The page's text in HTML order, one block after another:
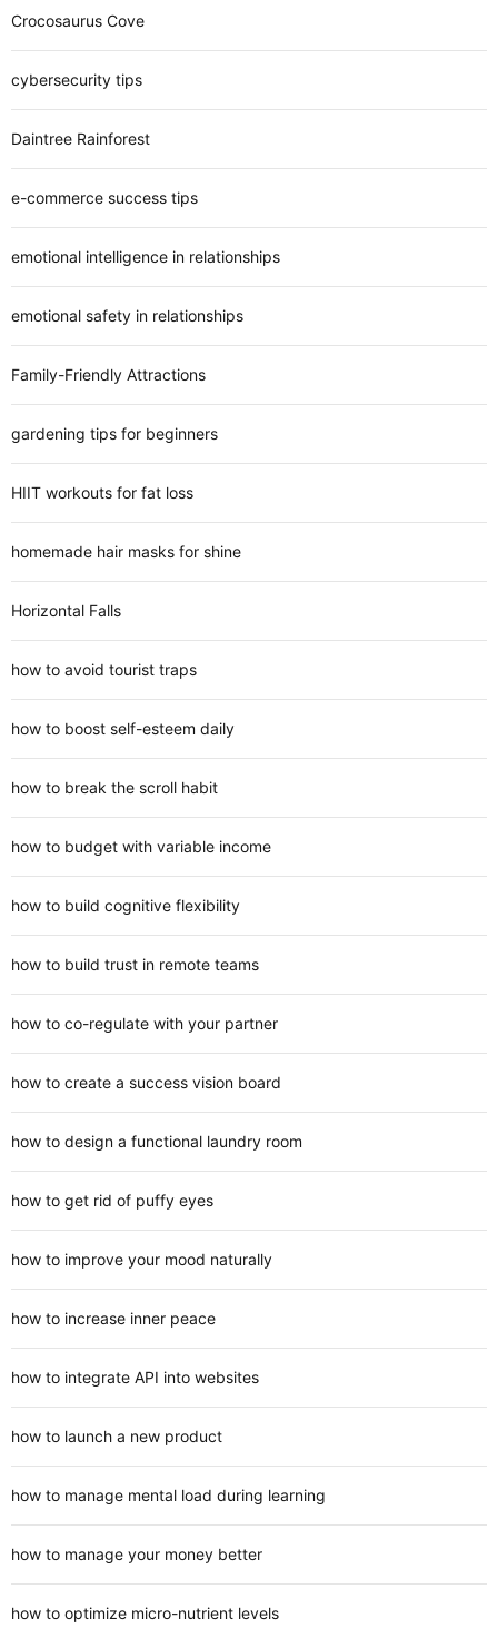
Crocosaurus Cove
cybersecurity tips
Daintree Rainforest
e-commerce success tips
emotional intelligence in relationships
emotional safety in relationships
Family-Friendly Attractions
gardening tips for beginners
HIIT workouts for fat loss
homemade hair masks for shine
Horizontal Falls
how to avoid tourist traps
how to boost self-esteem daily
how to break the scroll habit
how to budget with variable income
how to build cognitive flexibility
how to build trust in remote teams
how to co-regulate with your partner
how to create a success vision board
how to design a functional laundry room
how to get rid of puffy eyes
how to improve your mood naturally
how to increase inner peace
how to integrate API into websites
how to launch a new product
how to manage mental load during learning
how to manage your money better
how to optimize micro-nutrient levels